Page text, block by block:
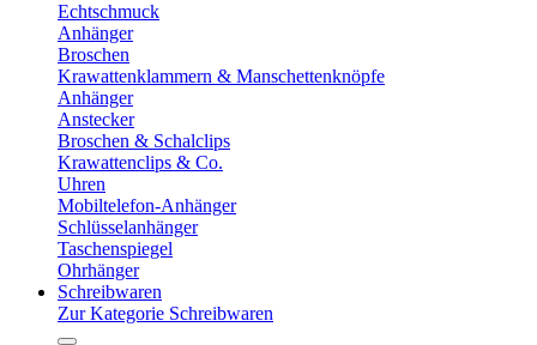
Echtschmuck
Anhänger
Broschen
Krawattenklammern & Manschettenknöpfe
Anhänger
Anstecker
Broschen & Schalclips
Krawattenclips & Co.
Uhren
Mobiltelefon-Anhänger
Schlüsselanhänger
Taschenspiegel
Ohrhänger
Schreibwaren
Zur Kategorie Schreibwaren